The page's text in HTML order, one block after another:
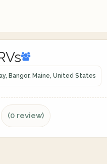
Bangor, Maine, United States
(0 review)